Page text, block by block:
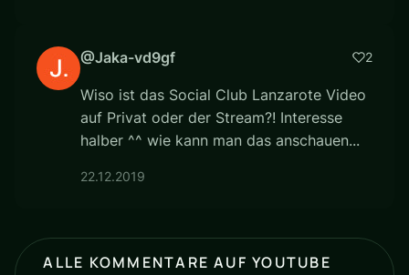
@Jaka-vd9gf 2
Wiso ist das Social Club Lanzarote Video
auf Privat oder der Stream?! Interesse
halber ^^ wie kann man das anschauen...
22.12.2019
ALLE KOMMENTARE AUF YOUTUBE